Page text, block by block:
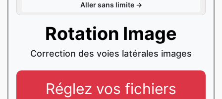
Aller sans limite →
Rotation Image
Correction des voies latérales images
Réglez vos fichiers